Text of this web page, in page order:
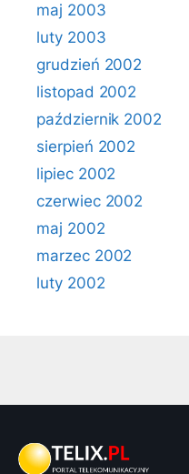
maj 2003
luty 2003
grudzień 2002
listopad 2002
październik 2002
sierpień 2002
lipiec 2002
czerwiec 2002
maj 2002
marzec 2002
luty 2002